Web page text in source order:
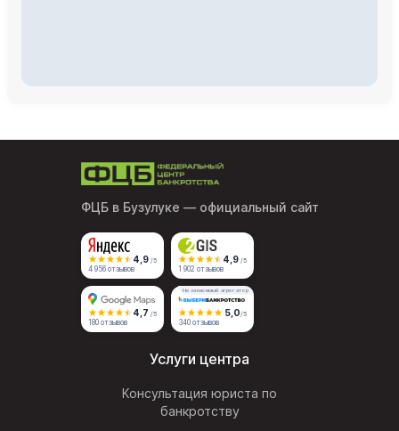
ФЦБ в Бузулуке — официальный сайт
4,9 /5
4 956 отзывов
4,9 /5
1 902 отзывов
4,7 /5
180 отзывов
Независимый агрегатор
5,0/5
340 отзывов
Услуги центра
Консультация юриста по
банкротству